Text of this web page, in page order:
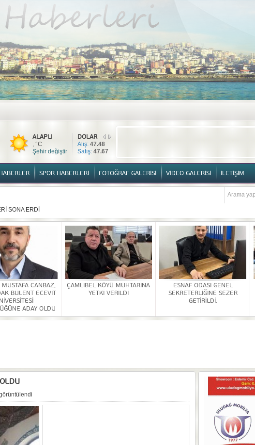
TÜM HABERLER YURTTAN HABERLER SPOR HABERLERİ FOTOĞRAF GALERİSİ
DOLAR
Alış:47.48
Satış:47.67
ALAPLI
, °C
Şehir değiştir
SPOR HABERLERİ FOTOĞRAF GALERİSİ VİDEO GALERİSİ İLETİŞİM
SONA ERDİ
KALDIRILDI
DÜZENLENDİ
BİNASİ YAPILACAK
BÜLENT ECEVİT ÜNİVERSİTESİ REKTÖRLÜĞÜNE ADAY OLDU
MUSTAFA CANBAZ,
BÜLENT ECEVİT
ADAY OLDU
ÇAMLIBEL KÖYÜ MUHTARINA
YETKİ VERİLDİ
ESNAF ODASI GENEL
SEKRETERLİĞİNE SEZER
GETİRİLDİ.